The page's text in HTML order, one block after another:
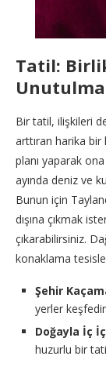
Tatil:
Bir tatil, ilişkileri
arttıran harika
planı yaparak
ayında deniz ve
Bunun için
dışına çıkmak
çıkarabilirsiniz.
konaklama
Şehir
yerler
Doğayla İç
huzurlu bir